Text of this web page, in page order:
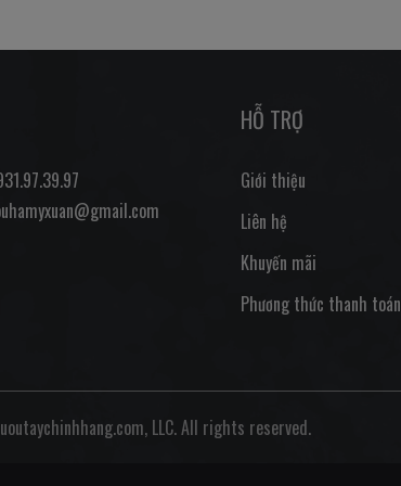
HỖ TRỢ
Giới thiệu
Liên hệ
Khuyến mãi
Phương thức thanh toán
LLC. All rights reserved.